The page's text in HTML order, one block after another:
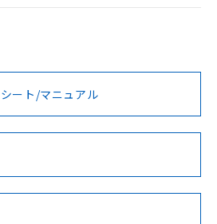
イン/会員登録
用いただく前に、以下を必ずお読
凡例
凡例
式承認
ウェー
BV型式承認
（フランス
KR型式
（韓国
No No
ート/マニュアル